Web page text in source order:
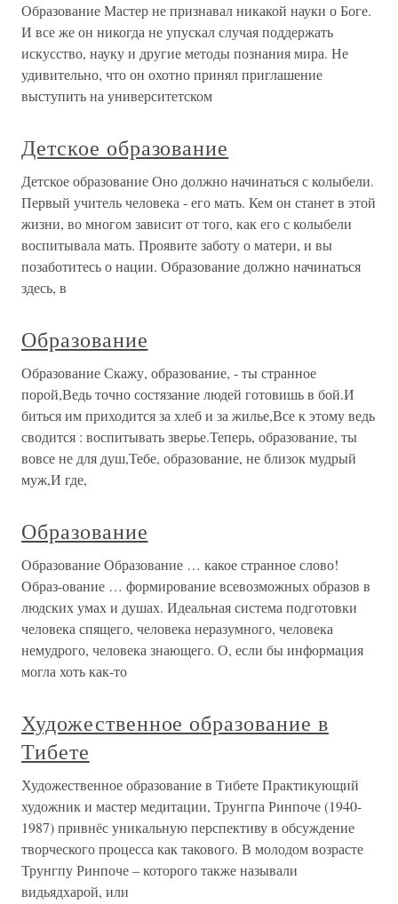
Образование Мастер не признавал никакой науки о Боге.
И все же он никогда не упускал случая поддержать
искусство, науку и другие методы познания мира. Не
удивительно, что он охотно принял приглашение
выступить на университетском
Детское образование
Детское образование Оно должно начинаться с колыбели.
Первый учитель человека - его мать. Кем он станет в этой
жизни, во многом зависит от того, как его с колыбели
воспитывала мать. Проявите заботу о матери, и вы
позаботитесь о нации. Образование должно начинаться
здесь, в
Образование
Образование Скажу, образование, - ты странное
порой,Ведь точно состязание людей готовишь в бой.И
биться им приходится за хлеб и за жилье,Все к этому ведь
сводится : воспитывать зверье.Теперь, образование, ты
вовсе не для душ,Тебе, образование, не близок мудрый
муж,И где,
Образование
Образование Образование … какое странное слово!
Образ-ование … формирование всевозможных образов в
людских умах и душах. Идеальная система подготовки
человека спящего, человека неразумного, человека
немудрого, человека знающего. О, если бы информация
могла хоть как-то
Художественное образование в
Тибете
Художественное образование в Тибете Практикующий
художник и мастер медитации, Трунгпа Ринпоче (1940-
1987) привнёс уникальную перспективу в обсуждение
творческого процесса как такового. В молодом возрасте
Трунгпу Ринпоче – которого также называли
видьядхарой, или